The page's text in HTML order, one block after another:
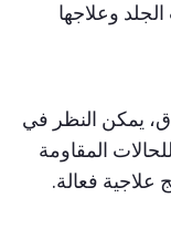
وعلاجها
يمكن النظر في
المقاومة
علاجية فعالة.